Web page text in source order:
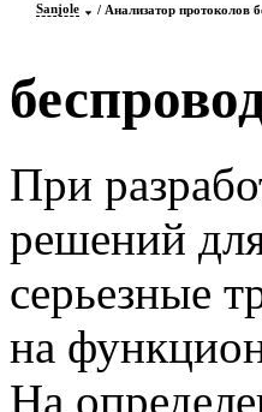
Sanjole / Анализатор протоколов
При
решений
серьезные
на
На